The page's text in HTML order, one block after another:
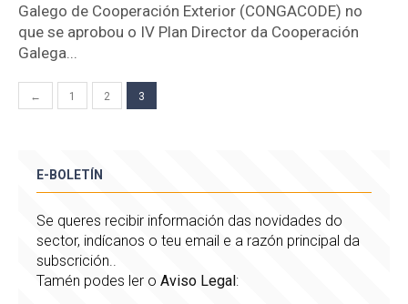
Galego de Cooperación Exterior (CONGACODE) no
que se aprobou o IV Plan Director da Cooperación
Galega...
Paxinación
de
← 1 2 3
E-BOLETÍN
Se queres recibir información das novidades do
sector, indícanos o teu email e a razón principal da
subscrición..
Tamén podes ler o Aviso Legal: